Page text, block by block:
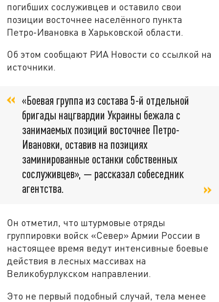
погибших сослуживцев и оставило свои
позиции восточнее населённого пункта
Петро-Ивановка в Харьковской области.
Об этом сообщают РИА Новости со ссылкой на
источники.
«Боевая группа из состава 5-й отдельной
бригады нацгвардии Украины бежала с
занимаемых позиций восточнее Петро-
Ивановки, оставив на позициях
заминированные останки собственных
сослуживцев», — рассказал собеседник
агентства.
Он отметил, что штурмовые отряды
группировки войск «Север» Армии России в
настоящее время ведут интенсивные боевые
действия в лесных массивах на
Великобурлукском направлении.
Это не первый подобный случай, тела менее